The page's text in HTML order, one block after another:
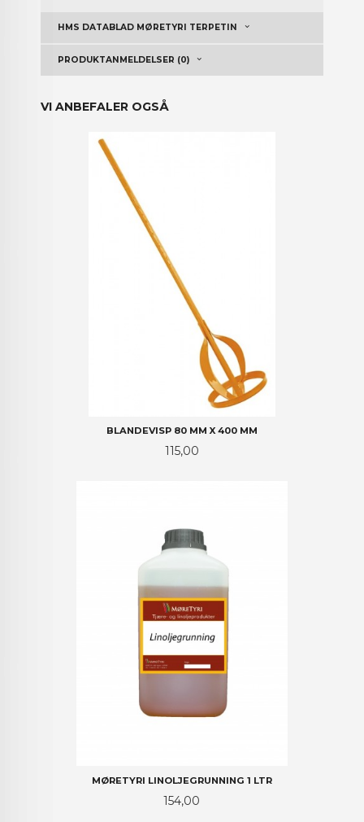
HMS DATABLAD MØRETYRI TERPETIN
PRODUKTANMELDELSER (0)
VI ANBEFALER OGSÅ
BLANDEVISP 80 MM X 400 MM
Pris
115,00
MØRETYRI LINOLJEGRUNNING 1 LTR
Pris
154,00